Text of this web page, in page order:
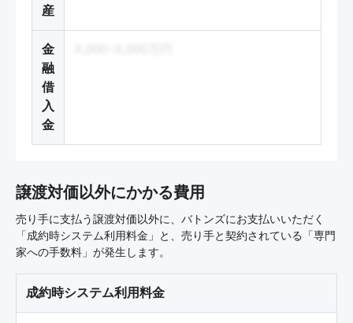
産
金
融
借
入
金
譲渡対価以外にかかる費用
売り手に支払う譲渡対価以外に、バトンズにお支払いいただく
「成約時システム利用料金」と、売り手と契約されている「専門
家への手数料」が発生します。
成約時システム利用料金